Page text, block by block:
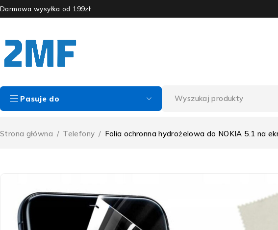
Darmowa wysyłka od 199zł
Pasuje do
Strona główna / Telefony / Folia ochronna hydrożelowa do NOKIA 5.1 na